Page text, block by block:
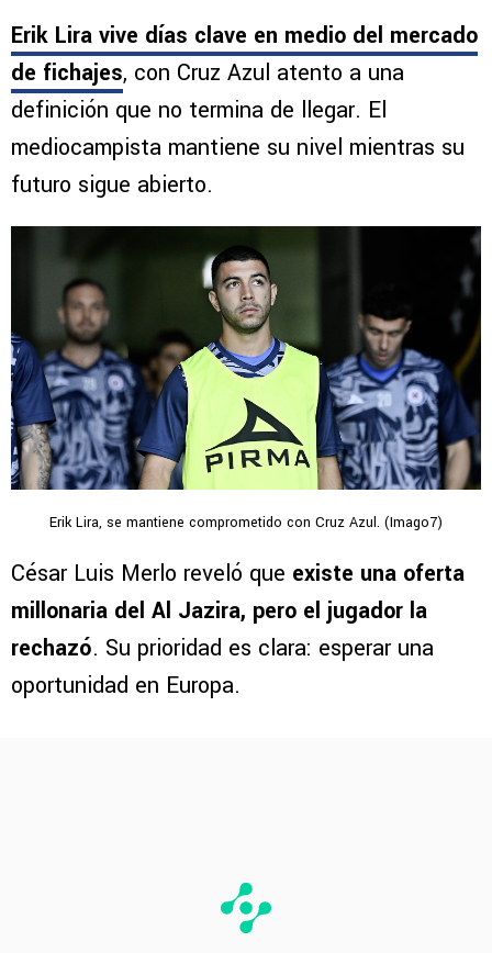
Erik Lira vive días clave en medio del mercado
de fichajes, con Cruz Azul atento a una
definición que no termina de llegar. El
mediocampista mantiene su nivel mientras su
futuro sigue abierto.
Erik Lira, se mantiene comprometido con Cruz Azul. (Imago7)
César Luis Merlo reveló que existe una oferta
millonaria del Al Jazira, pero el jugador la
rechazó. Su prioridad es clara: esperar una
oportunidad en Europa.